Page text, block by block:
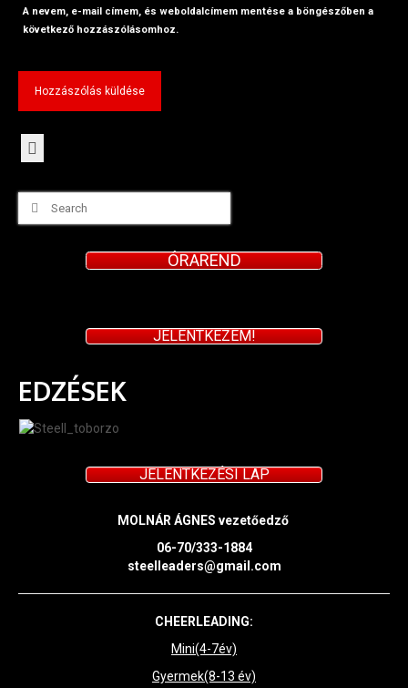
A nevem, e-mail címem, és weboldalcímem mentése a böngészőben a
következő hozzászólásomhoz.
Search
ÓRAREND
JELENTKEZEM!
EDZÉSEK
JELENTKEZÉSI LAP
MOLNÁR ÁGNES vezetőedző
06-70/333-1884
steelleaders@gmail.com
CHEERLEADING:
Mini(4-7év)
Gyermek(8-13 év)